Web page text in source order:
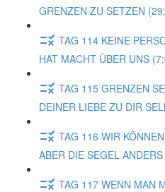
GRENZEN ZU SETZEN
TAG 114 KEINE
HAT MACHT ÜBER UNS
TAG 115 GRENZEN
DEINER LIEBE ZU DIR
TAG 116 WIR
ABER DIE SEGEL
TAG 117 WENN MAN